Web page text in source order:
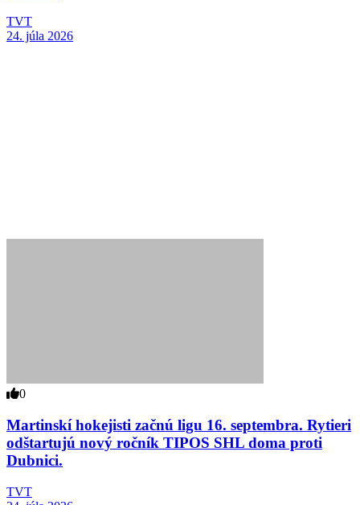
TVT
24. júla 2026
0
Martinskí hokejisti začnú ligu 16. septembra. Rytieri
odštartujú nový ročník TIPOS SHL doma proti
Dubnici.
TVT